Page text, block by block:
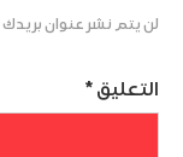
لن يتم نشر عنوان بريدك
التعليق *